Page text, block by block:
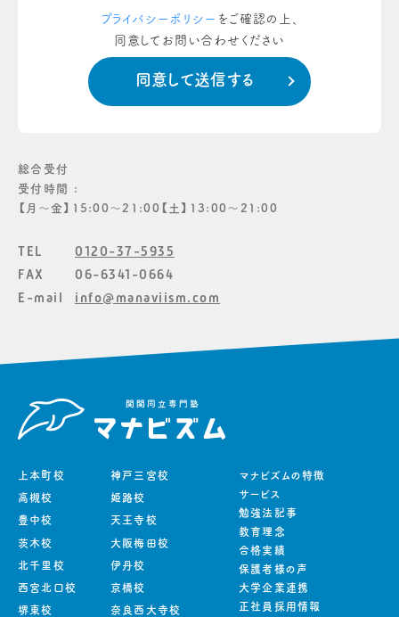
プライバシーポリシー をご確認の上、
同意してお問い合わせください
総合受付
受付時間 :
【月〜金】15:00〜21:00【土】13:00〜21:00
TEL
0120-37-5935
FAX
06-6341-0664
E-mail
info@manaviism.com
上本町校
高槻校
豊中校
茨木校
北千里校
西宮北口校
堺東校
神戸三宮校
姫路校
天王寺校
大阪梅田校
伊丹校
京橋校
奈良西大寺校
マナビズムの特徴
サービス
勉強法記事
教育理念
合格実績
保護者様の声
大学企業連携
正社員採用情報